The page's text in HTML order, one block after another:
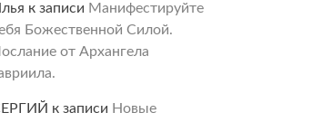
к записи Манифестируйте
Божественной Силой.
от Архангела
к записи Новые